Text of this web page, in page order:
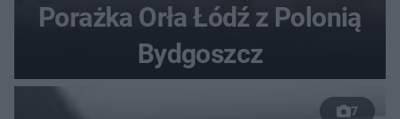
Porażka Orła Łódź z Polonią
Bydgoszcz
7